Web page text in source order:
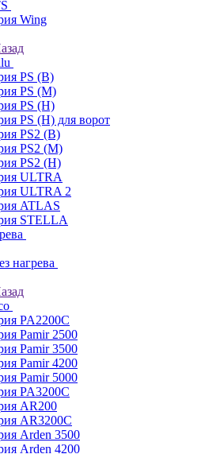
Wing
PS (B)
PS (M)
PS (H)
PS (H) для ворот
PS2 (B)
PS2 (M)
PS2 (H)
ULTRA
ULTRA 2
ATLAS
STELLA
нагрева
PA2200C
Pamir 2500
Pamir 3500
Pamir 4200
Pamir 5000
PA3200C
AR200
AR3200C
Arden 3500
Arden 4200